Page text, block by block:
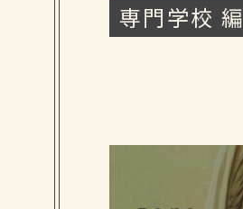
専門学校 編